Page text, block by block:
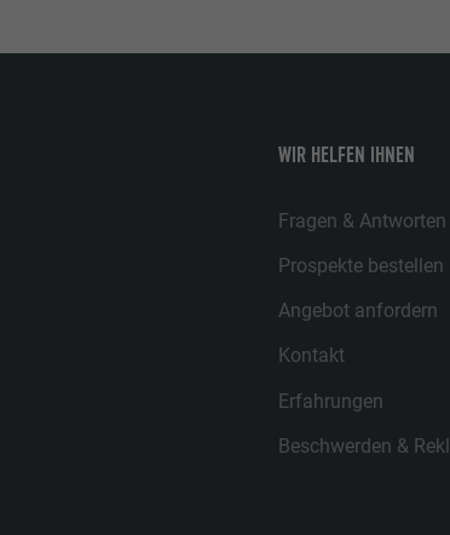
WIR HELFEN IHNEN
Fragen & Antworten
Prospekte bestellen
Angebot anfordern
Kontakt
Erfahrungen
Beschwerden &